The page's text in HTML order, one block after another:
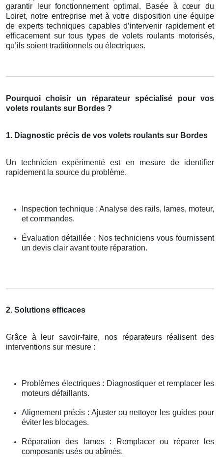
garantir leur fonctionnement optimal. Basée à cœur du
Loiret, notre entreprise met à votre disposition une équipe
de experts techniques capables d’intervenir rapidement et
efficacement sur tous types de volets roulants motorisés,
qu’ils soient traditionnels ou électriques.
Pourquoi choisir un réparateur spécialisé pour vos
volets roulants sur Bordes ?
1. Diagnostic précis de vos volets roulants sur Bordes
Un technicien expérimenté est en mesure de identifier
rapidement la source du problème.
Inspection technique : Analyse des rails, lames, moteur,
et commandes.
Évaluation détaillée : Nos techniciens vous fournissent
un devis clair avant toute réparation.
2. Solutions efficaces
Grâce à leur savoir-faire, nos réparateurs réalisent des
interventions sur mesure :
Problèmes électriques : Diagnostiquer et remplacer les
moteurs défaillants.
Alignement précis : Ajuster ou nettoyer les guides pour
éviter les blocages.
Réparation des lames : Remplacer ou réparer les
composants usés ou abîmés.